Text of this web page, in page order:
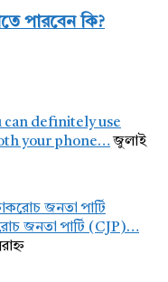
পারবেন কি?
can definitely use
your phone… জুলাই
জনতা পার্টি
জনতা পার্টি (CJP)…